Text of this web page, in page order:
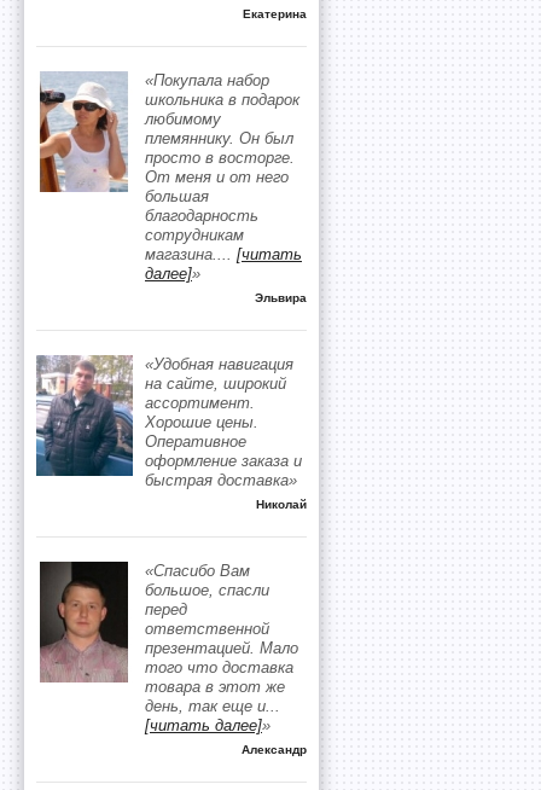
Екатерина
«Покупала набор
школьника в подарок
любимому
племяннику. Он был
просто в восторге.
От меня и от него
большая
благодарность
сотрудникам
магазина.... [читать
далее]»
Эльвира
«Удобная навигация
на сайте, широкий
ассортимент.
Хорошие цены.
Оперативное
оформление заказа и
быстрая доставка»
Николай
«Спасибо Вам
большое, спасли
перед
ответственной
презентацией. Мало
того что доставка
товара в этот же
день, так еще и...
[читать далее]»
Александр